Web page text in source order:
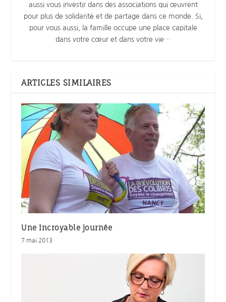
aussi vous investir dans des associations qui œuvrent
pour plus de solidarité et de partage dans ce monde. Si,
pour vous aussi, la famille occupe une place capitale
dans votre cœur et dans votre vie…
ARTICLES SIMILAIRES
Une Incroyable journée
7 mai 2013